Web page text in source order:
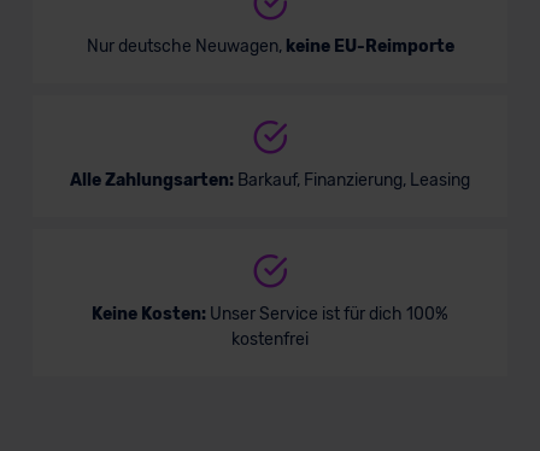
Nur deutsche Neuwagen, keine EU-Reimporte
Alle Zahlungsarten: Barkauf, Finanzierung, Leasing
Keine Kosten: Unser Service ist für dich 100%
kostenfrei